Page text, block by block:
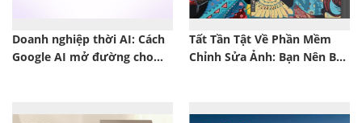
Doanh nghiệp thời AI: Cách
Google AI mở đường cho
Tất Tần Tật Về Phần Mềm
Chỉnh Sửa Ảnh: Bạn Nên Bắt